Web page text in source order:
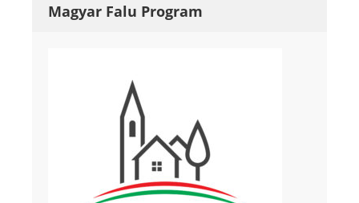
Magyar Falu Program